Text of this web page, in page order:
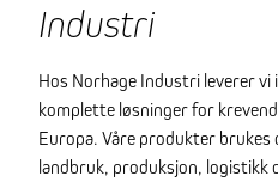
Industri
Hos Norhage Industri leverer
komplette løsninger for
Europa. Våre produkter brukes
landbruk, produksjon,